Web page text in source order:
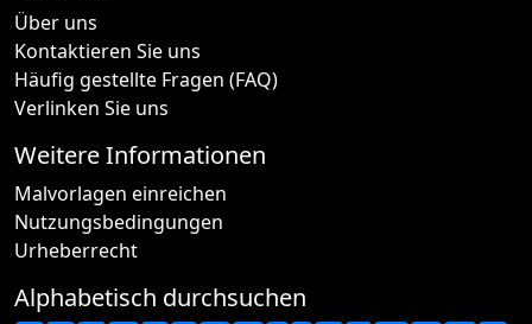
Über uns
Kontaktieren Sie uns
Häufig gestellte Fragen (FAQ)
Verlinken Sie uns
Weitere Informationen
Malvorlagen einreichen
Nutzungsbedingungen
Urheberrecht
Alphabetisch durchsuchen